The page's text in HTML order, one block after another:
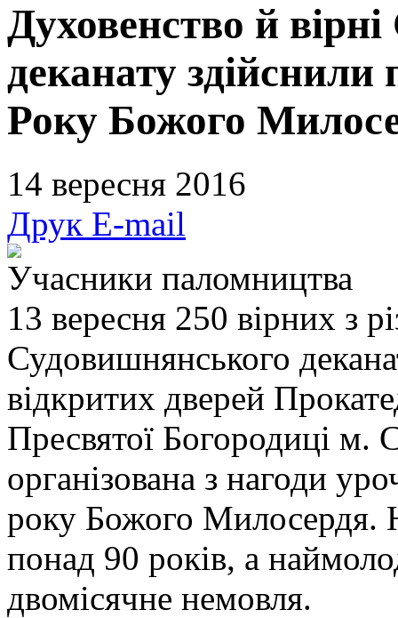
Духовенство й
деканату
Року Божого
14 вересня 2016
Друк E-mail
Учасники паломництва
13 вересня 250 вірних з
Судовишнянського
відкритих дверей
Пресвятої Богородиці
організована з нагоди
року Божого Милосердя.
понад 90 років, а
двомісячне немовля.